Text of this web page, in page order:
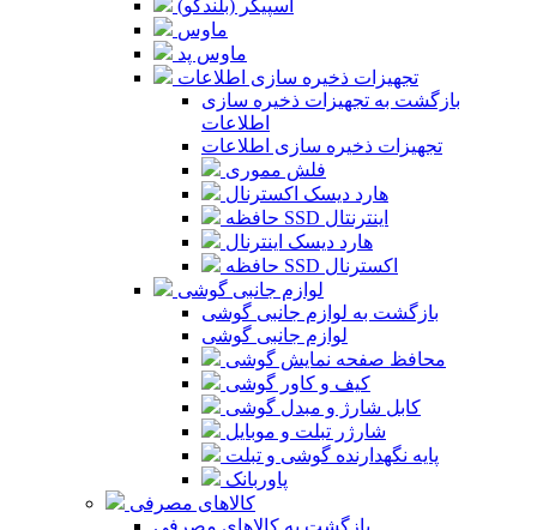
اسپیکر (بلندگو)
ماوس
ماوس پد
تجهیزات ذخیره سازی اطلاعات
بازگشت به تجهیزات ذخیره سازی
اطلاعات
تجهیزات ذخیره سازی اطلاعات
فلش مموری
هارد دیسک اکسترنال
حافظه SSD اینترنتال
هارد دیسک اینترنال
حافظه SSD اکسترنال
لوازم جانبی گوشی
بازگشت به لوازم جانبی گوشی
لوازم جانبی گوشی
محافظ صفحه نمایش گوشی
کیف و کاور گوشی
کابل شارژ و مبدل گوشی
شارژر تبلت و موبایل
پایه نگهدارنده گوشی و تبلت
پاوربانک
کالاهای مصرفی
بازگشت به کالاهای مصرفی